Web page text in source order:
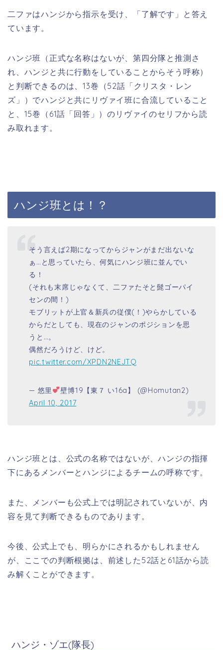
二ファはハンジから指示を受け、「了解です」と答え
ています。
ハンジ班（正式な名称はないが、第四分隊と推測さ
れ、ハンジと共に行動をしていることからそう呼称）
と判断できるのは、13巻（52話「クリスタ・レン
ズ」）でハンジと共にリヴァイ班に合流していること
と、15巻（61話「回答」）のリヴァイのセリフから読
み取れます。
ハンジ班とは！？
そう言えば2期になってからジャンがまだ出ないな
ぁ…と思っていたら、何気にハンジ班に並んでい
る！
(それも末席じゃなくて、二ファたそと髭ゴーパイ
センの間！)
モブリットが上官＆新兵の従僕(！)やらかしている
からだとしても、現在のジャンのポジションを思
うと…。
偶然だろうけど、けど。
pic.twitter.com/XPDN2NEJTQ
— 悠里
壁博19【東７ い16a】 (@Homutan2)
April 10, 2017
ハンジ班とは、公式の名称ではないが、ハンジの指揮
下にあるメンバーとハンジによるチームの呼称です。
また、メンバーも公式上では明記されていないが、内
容を見て判断できるものであります。
今後、公式上でも、明らかにされるかもしれません
が、ここでの判断根拠は、前述した52話と61話から読
み解くことができます。
ハンジ・ゾエ(隊長)